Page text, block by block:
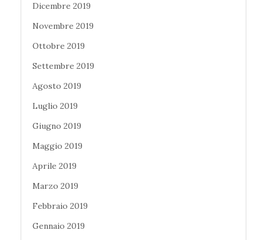
Dicembre 2019
Novembre 2019
Ottobre 2019
Settembre 2019
Agosto 2019
Luglio 2019
Giugno 2019
Maggio 2019
Aprile 2019
Marzo 2019
Febbraio 2019
Gennaio 2019